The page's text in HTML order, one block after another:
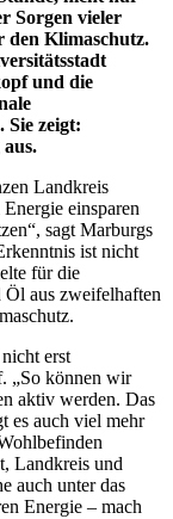
Sorgen vieler
den Klimaschutz.
und die
Sie zeigt:
Landkreis
einsparen
sagt Marburgs
ist nicht
für die
aus zweifelhaften
erst
„So können wir
aktiv werden. Das
es auch viel mehr
Landkreis und
auch unter das
Energie – mach